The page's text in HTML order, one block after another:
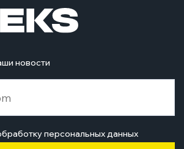
новости
персональных данных